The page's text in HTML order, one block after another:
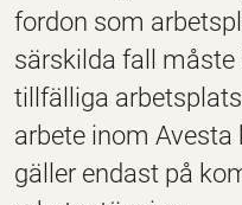
fordon som
särskilda fall
tillfälliga
arbete inom
gäller endast på